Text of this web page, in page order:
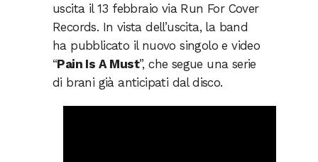
uscita il 13 febbraio via Run For Cover
Records. In vista dell’uscita, la band
ha pubblicato il nuovo singolo e video
“Pain Is A Must”, che segue una serie
di brani già anticipati dal disco.